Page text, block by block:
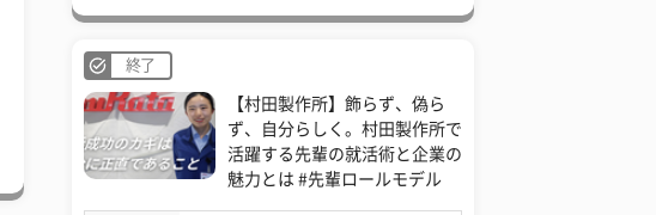
終了
【村田製作所】飾らず、偽ら
ず、自分らしく。村田製作所で
活躍する先輩の就活術と企業の
魅力とは #先輩ロールモデル